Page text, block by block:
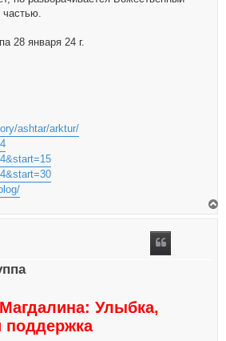
частью.
28 января 24 г.
ashtar/arktur/
Улыбка,
поддержка